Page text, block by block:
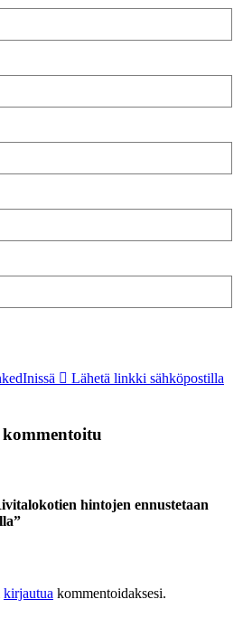
Lähetä linkki sähköpostilla
hintojen ennustetaan
kirjautua kommentoidaksesi.